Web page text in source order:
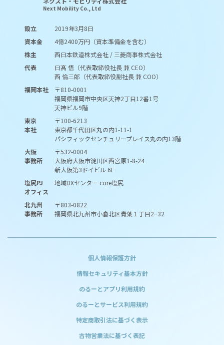
Next Mobility Co., Ltd
設立
2019年3月8日
資本金
4億2400万円（資本準備金を含む）
株主
西日本鉄道株式会社 / 三菱商事株式会社
代表
日髙 悟（代表取締役社長 兼 CEO）
西 倫三郎（代表取締役副社長 兼 COO）
福岡本社
〒810-0001
福岡県福岡市中央区天神2丁目12番1号
天神ビル9階
東京
本社
〒100-6213
東京都千代田区丸の内1-11-1
パシフィックセンチュリープレイス丸の内13階
大阪
事務所
〒532-0004
大阪府大阪市淀川区西宮原1-8-24
新大阪第3ドイビル 6F
塩尻PJ
オフィス
地域DXセンター core塩尻
北九州
事務所
〒803-0822
福岡県北九州市小倉北区青葉１丁目2−32
個人情報保護方針
情報セキュリティ基本方針
のるーとアプリ利用規約
のるーとサービス利用規約
特定商取引法に基づく表示
古物営業法に基づく表記